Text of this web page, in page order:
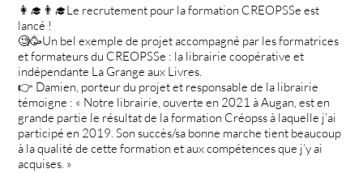
👩‍🎓👨‍🎓Le recrutement pour la formation CREOPSSe est
lancé !
🧐🥳Un bel exemple de projet accompagné par les formatrices
et formateurs du CREOPSSe : la librairie coopérative et
indépendante La Grange aux Livres.
👉 Damien, porteur du projet et responsable de la librairie
témoigne : « Notre librairie, ouverte en 2021 à Augan, est en
grande partie le résultat de la formation Créopss à laquelle j’ai
participé en 2019. Son succès/sa bonne marche tient beaucoup
à la qualité de cette formation et aux compétences que j’y ai
acquises. »